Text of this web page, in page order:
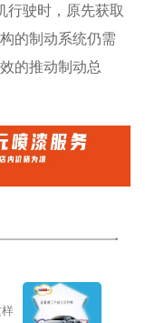
行驶时，原先获取
的制动系统仍需
的推动制动总